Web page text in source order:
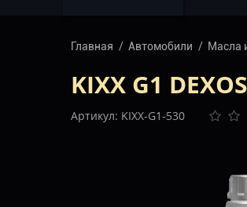
Главная Автомобили Масла
KIXX G1
Артикул: KIXX-G1-530